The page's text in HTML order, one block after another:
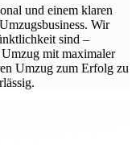
und einem klaren
Wir
sind –
mit maximaler
Umzug zum Erfolg zu